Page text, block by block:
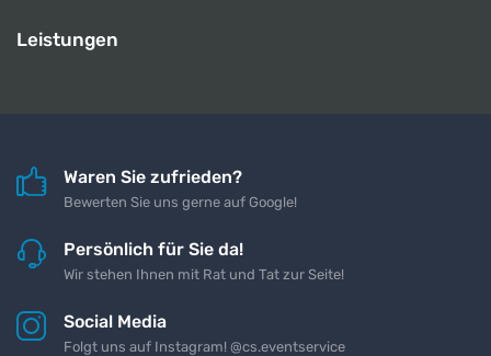
Leistungen
Waren Sie zufrieden?
Bewerten Sie uns gerne auf Google!
Persönlich für Sie da!
Wir stehen Ihnen mit Rat und Tat zur Seite!
Social Media
Folgt uns auf Instagram! @cs.eventservice